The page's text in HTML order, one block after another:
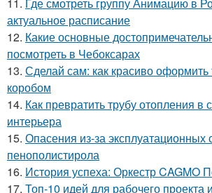
актуальное расписание
12. Какие основные
посмотреть в Чебоксарах
13. Сделай сам: как красиво
коробом
14. Как превратить трубу отопления в
интерьера
15. Опасения из-за эксплуатационных
пенополистирола
16. История успеха: Оркестр CAGMO
17. Топ-10 идей для рабочего проекта